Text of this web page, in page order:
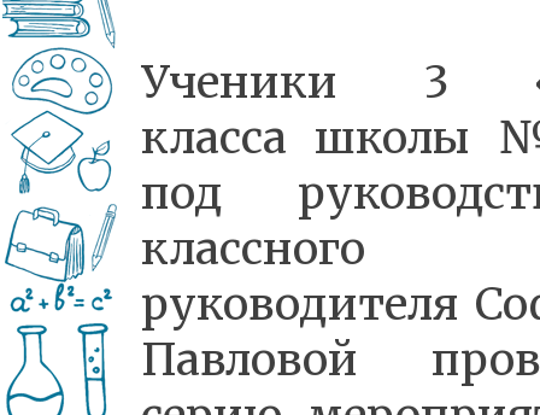
Ученики 3
класса школы
под
классного
руководителя
Павловой